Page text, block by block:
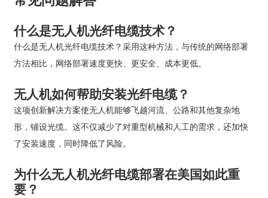
什么是无人机光纤电缆技术？
什么是无人机光纤电缆技术？采用这种方法，与传统的网络部署
方法相比，网络部署速度更快、更安全、成本更低。
无人机如何帮助安装光纤电缆？
这项创新解决方案使无人机能够飞越河流、公路和其他复杂地
形，铺设光缆。这不仅减少了对重型机械和人工的需求，还加快
了安装速度，同时降低了风险。
为什么无人机光纤电缆部署在美国如此重
要？